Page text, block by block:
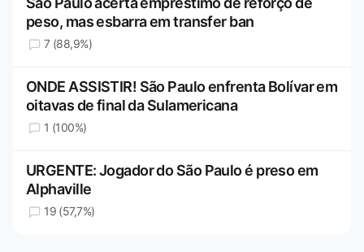
peso, mas esbarra em transfer ban
7 (88,9%)
ONDE ASSISTIR! São Paulo enfrenta Bolívar em
oitavas de final da Sulamericana
1 (100%)
URGENTE: Jogador do São Paulo é preso em
Alphaville
19 (57,7%)